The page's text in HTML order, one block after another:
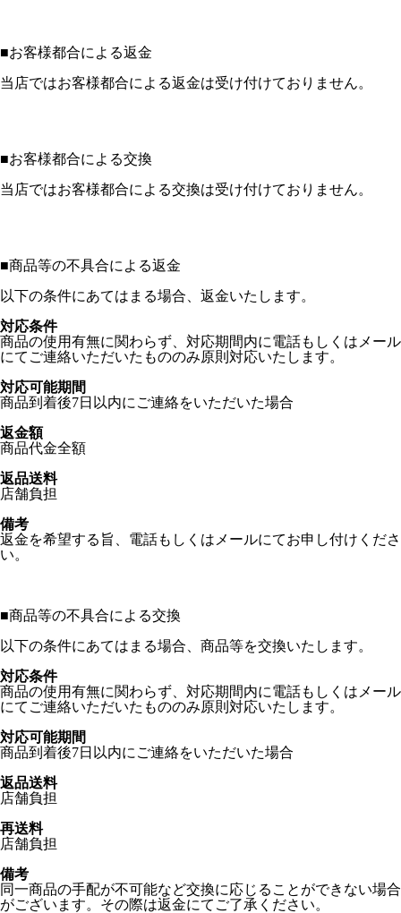
■お客様都合による返金
当店ではお客様都合による返金は受け付けておりません。
■お客様都合による交換
当店ではお客様都合による交換は受け付けておりません。
■商品等の不具合による返金
以下の条件にあてはまる場合、返金いたします。
対応条件
商品の使用有無に関わらず、対応期間内に電話もしくはメール
にてご連絡いただいたもののみ原則対応いたします。
対応可能期間
商品到着後7日以内にご連絡をいただいた場合
返金額
商品代金全額
返品送料
店舗負担
備考
返金を希望する旨、電話もしくはメールにてお申し付けくださ
い。
■商品等の不具合による交換
以下の条件にあてはまる場合、商品等を交換いたします。
対応条件
商品の使用有無に関わらず、対応期間内に電話もしくはメール
にてご連絡いただいたもののみ原則対応いたします。
対応可能期間
商品到着後7日以内にご連絡をいただいた場合
返品送料
店舗負担
再送料
店舗負担
備考
同一商品の手配が不可能など交換に応じることができない場合
がございます。その際は返金にてご了承ください。